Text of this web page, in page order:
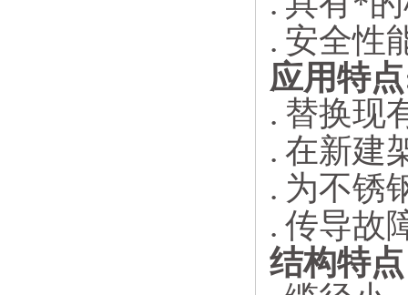
. 安全性
应用特
. 替换现
. 在新建
. 为不锈
. 传导故
结构特